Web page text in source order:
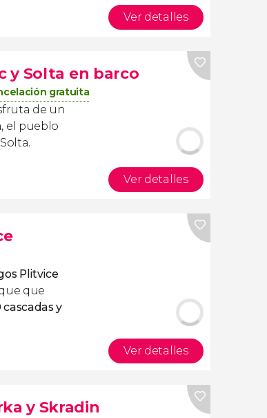
Ver detalles
y Solta en barco
gratuita
de un
el pueblo
Ver detalles
Plitvice
que
cascadas y
Ver detalles
y Skradin